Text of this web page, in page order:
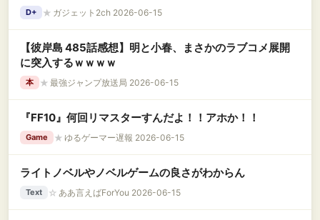
D+ ★ ガジェット2ch 2026-06-15
【彼岸島 485話感想】明と小春、まさかのラブコメ展開
に突入するｗｗｗｗ
本 ★ 最強ジャンプ放送局 2026-06-15
『FF10』何回リマスターすんだよ！！アホか！！
Game ★ ゆるゲーマー遅報 2026-06-15
ライトノベルやノベルゲームの良さがわからん
Text ☆ ああ言えばForYou 2026-06-15